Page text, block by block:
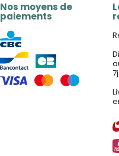
Nos moyens de
paiements